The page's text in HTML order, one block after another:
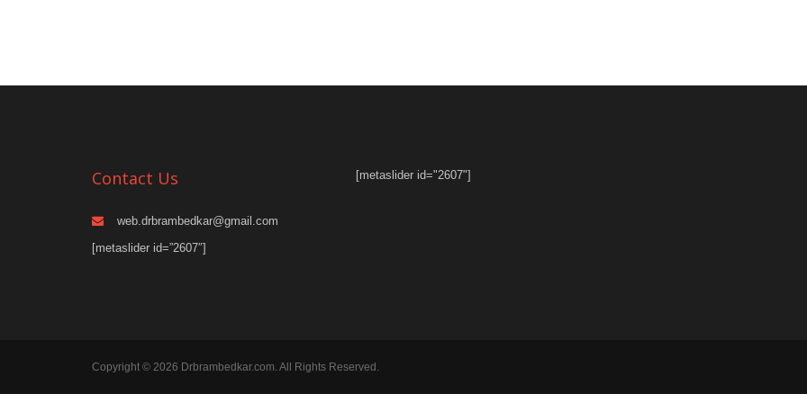
Contact Us
web.drbrambedkar@gmail.com
[metaslider id=”2607″]
[metaslider id="2607"]
Copyright © 2026 Drbrambedkar.com. All Rights Reserved.